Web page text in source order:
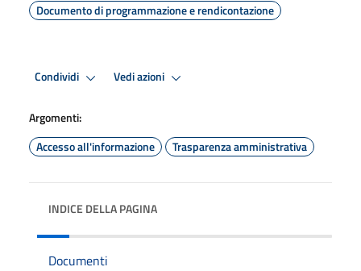
Documento di programmazione e rendicontazione
Condividi Vedi azioni
Argomenti:
Accesso all'informazione
Trasparenza amministrativa
INDICE DELLA PAGINA
Documenti